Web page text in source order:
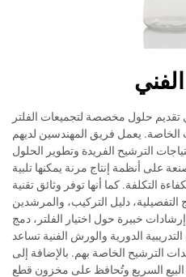
تقديم حلول مخصصة لتجميعات الفلتر
الخاصة. يعمل فريق المهندسين لديهم
الترشيح الفريدة وتطوير الحلول
على أنظمة إنتاج مرنة يمكنها تلبية
التكلفة. كما أنها توفر وثائق تقنية
دليل التركيب، والمرشدين
خبيرة حول اختيار الفلتر، دمج
الدورية والورش الفنية تساعد
الترشيح الخاصة بهم. بالإضافة إلى
السريع وتُحافظ على مخزون قطع